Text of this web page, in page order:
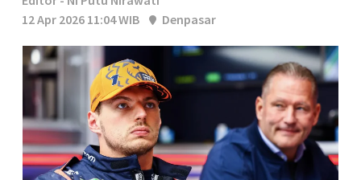
12 Apr 2026 11:04 WIB
Denpasar